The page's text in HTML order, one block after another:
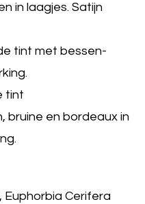
in laagjes. Satijn
tint met bessen-
tint
bruine en bordeaux in
Euphorbia Cerifera